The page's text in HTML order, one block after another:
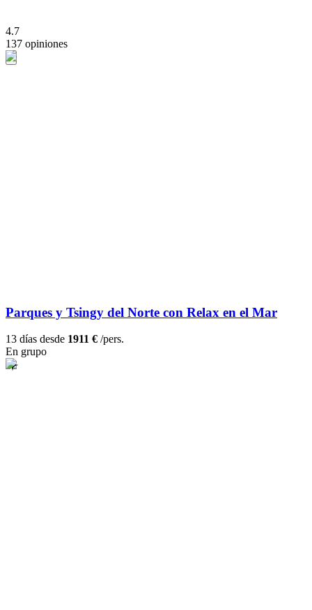
4.7
137 opiniones
Parques y Tsingy del Norte con Relax en el Mar
13 días desde 1911 € /pers.
En grupo